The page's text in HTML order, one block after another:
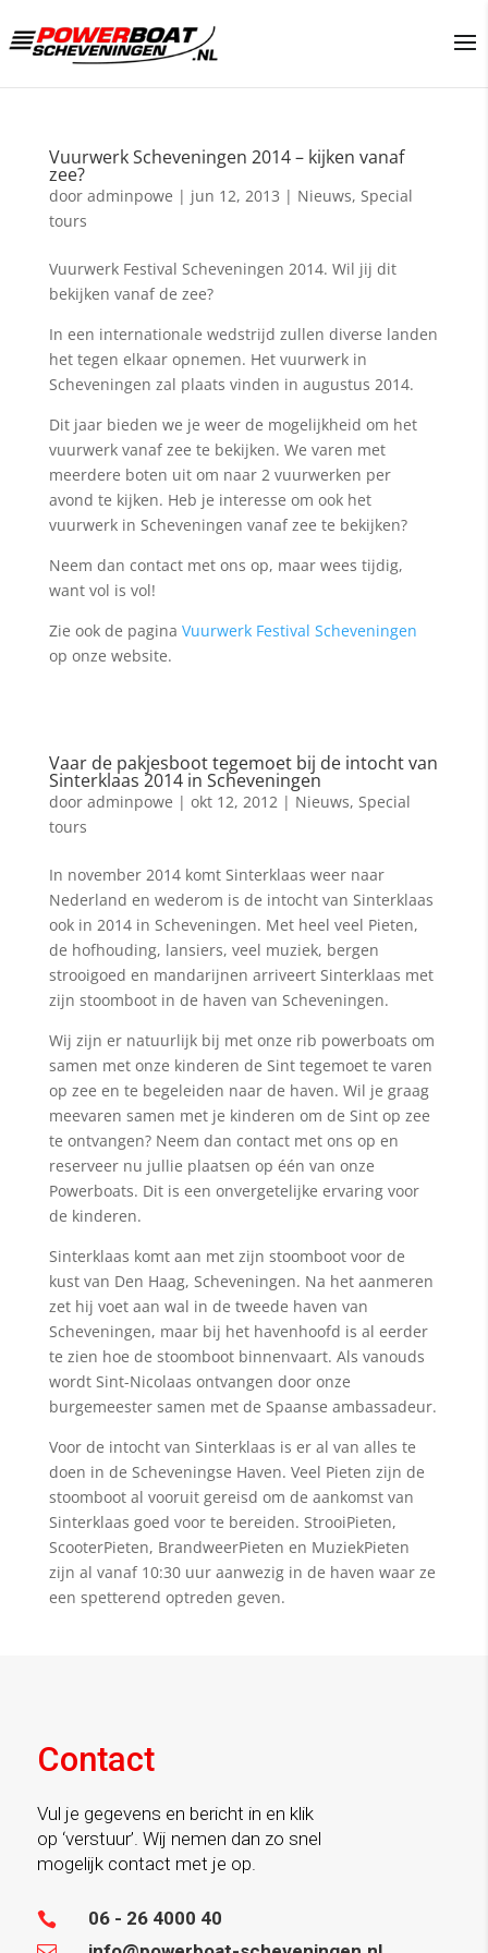
Vuurwerk Scheveningen 2014 – kijken vanaf
zee?
door adminpowe | jun 12, 2013 | Nieuws, Special
tours
Vuurwerk Festival Scheveningen 2014. Wil jij dit
bekijken vanaf de zee?
In een internationale wedstrijd zullen diverse landen
het tegen elkaar opnemen. Het vuurwerk in
Scheveningen zal plaats vinden in augustus 2014.
Dit jaar bieden we je weer de mogelijkheid om het
vuurwerk vanaf zee te bekijken. We varen met
meerdere boten uit om naar 2 vuurwerken per
avond te kijken. Heb je interesse om ook het
vuurwerk in Scheveningen vanaf zee te bekijken?
Neem dan contact met ons op, maar wees tijdig,
want vol is vol!
Zie ook de pagina Vuurwerk Festival Scheveningen
op onze website.
Vaar de pakjesboot tegemoet bij de intocht van
Sinterklaas 2014 in Scheveningen
door adminpowe | okt 12, 2012| Nieuws, Special
tours
In november 2014 komt Sinterklaas weer naar
Nederland en wederom is de intocht van Sinterklaas
ook in 2014 in Scheveningen. Met heel veel Pieten,
de hofhouding, lansiers, veel muziek, bergen
strooigoed en mandarijnen arriveert Sinterklaas met
zijn stoomboot in de haven van Scheveningen.
Wij zijn er natuurlijk bij met onze rib powerboats om
samen met onze kinderen de Sint tegemoet te varen
op zee en te begeleiden naar de haven. Wil je graag
meevaren samen met je kinderen om de Sint op zee
te ontvangen? Neem dan contact met ons op en
reserveer nu jullie plaatsen op één van onze
Powerboats. Dit is een onvergetelijke ervaring voor
de kinderen.
Sinterklaas komt aan met zijn stoomboot voor de
kust van Den Haag, Scheveningen. Na het aanmeren
zet hij voet aan wal in de tweede haven van
Scheveningen, maar bij het havenhoofd is al eerder
te zien hoe de stoomboot binnenvaart. Als vanouds
wordt Sint-Nicolaas ontvangen door onze
burgemeester samen met de Spaanse ambassadeur.
Voor de intocht van Sinterklaas is er al van alles te
doen in de Scheveningse Haven. Veel Pieten zijn de
stoomboot al vooruit gereisd om de aankomst van
Sinterklaas goed voor te bereiden. StrooiPieten,
ScooterPieten, BrandweerPieten en MuziekPieten
zijn al vanaf 10:30 uur aanwezig in de haven waar ze
een spetterend optreden geven.
Contact
Vul je gegevens en bericht in en klik
op ‘verstuur’. Wij nemen dan zo snel
mogelijk contact met je op.
 06 - 26 4000 40